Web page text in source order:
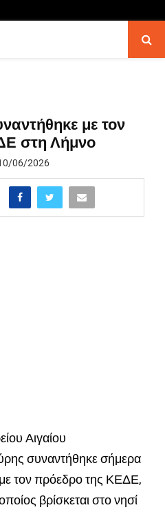
με τον
στη Λήμνο
06/2026
Αιγαίου
συναντήθηκε σήμερα
τον πρόεδρο της ΚΕΔΕ,
βρίσκεται στο νησί